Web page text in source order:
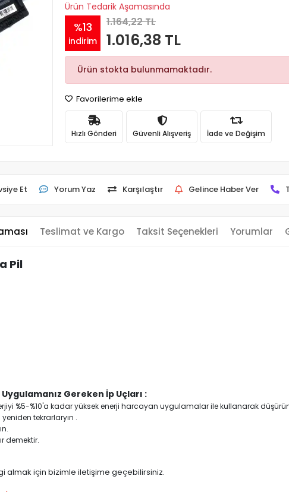
Ürün Tedarik Aşamasında
%13
indirim
1.164,22 TL
1.016,38 TL
Ürün stokta bulunmamaktadır.
Favorilerime ekle
Hızlı Gönderi Güvenli Alışveriş İade ve Değişim
Et Yorum Yaz Karşılaştır Gelince Haber Ver
Teslimat ve Kargo Taksit Seçenekleri Yorumlar
Pil
Gereken İp Uçları :
%5-%10'a kadar yüksek enerji harcayan uygulamalar ile kullanarak
yeniden tekrarlaryın .
demektir.
almak için bizimle iletişime geçebilirsiniz.